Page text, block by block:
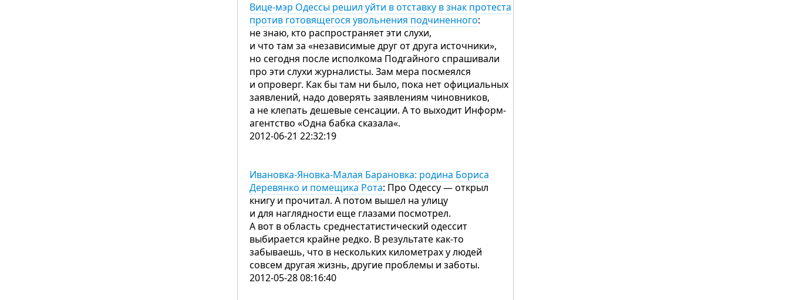
Вице-мэр Одессы решил уйти в отставку в знак протеста
против готовящегося увольнения подчиненного:
не знаю, кто распространяет эти слухи,
и что там за «независимые друг от друга источники»,
но сегодня после исполкома Подгайного спрашивали
про эти слухи журналисты. Зам мера посмеялся
и опроверг. Как бы там ни было, пока нет официальных
заявлений, надо доверять заявлениям чиновников,
а не клепать дешевые сенсации. А то выходит Информ-
агентство «Одна бабка сказала«.
2012-06-21 22:32:19
Ивановка-Яновка-Малая Барановка: родина Бориса
Деревянко и помещика Рота: Про Одессу — открыл
книгу и прочитал. А потом вышел на улицу
и для наглядности еще глазами посмотрел.
А вот в область среднестатистический одессит
выбирается крайне редко. В результате как-то
забываешь, что в нескольких километрах у людей
совсем другая жизнь, другие проблемы и заботы.
2012-05-28 08:16:40